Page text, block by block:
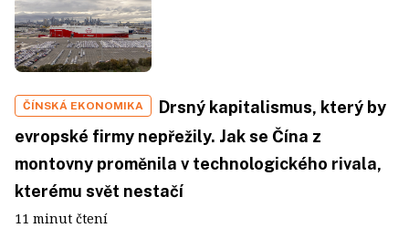
ČÍNSKÁ EKONOMIKA
Drsný kapitalismus, který by
evropské firmy nepřežily. Jak se Čína z
montovny proměnila v technologického rivala,
kterému svět nestačí
11 minut čtení